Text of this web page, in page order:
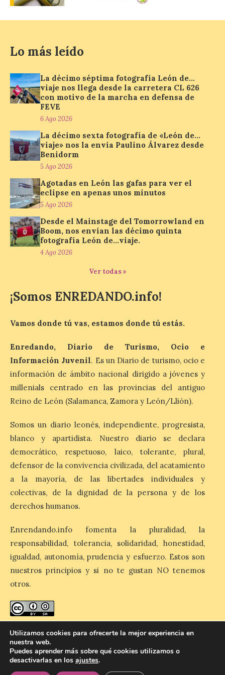
La programación
incorpora un amplio
de animación dirigidas a
todos los públicos. La
Bañeza inauguró en la tarde de este
martes 4 de agosto una nueva edición de
su tradicional Mercado Medieval, que
hasta el próximo 6 […]
Un viaje a la Antigüedad:
el Museo del Prado
propone un recorrido por
obras de su Colección de
inspiración clásica
Al hilo del estreno de La
Odisea de Christopher
reúne una selección de
viajes, que se suceden al ritmo de un
Patrimonio Nacional
cancela la temporada de
fuentes de La Granja ante
la escasez de agua
6 Ago 2026
Esta medida afecta a los
espectáculos nocturnos
de la Fuente Baños de
Diana previstos para los
días 8, 15 y 22 de agosto,
así como al encendido extraordinario del
día 25. La reserva de agua en el estanque
«El Mar», […]
El Descenso Internacional
del Sella arranca con el
homenaje a los campeones
y el izado de las banderas
autonómicas
Descenso Internacional
del Sella reunirá este año a
1.291 palistas distribuidos
con representación de 22 países,
consolidando una vez más a la prueba
asturiana como una de las grandes
Lo más leído
La décimo séptima fotografía León de…
viaje nos llega desde la carretera CL 626
con motivo de la marcha en defensa de
FEVE
6 Ago 2026
La décimo sexta fotografía de «León de…
viaje» nos la envía Paulino Álvarez desde
Benidorm
5 Ago 2026
Agotadas en León las gafas para ver el
eclipse en apenas unos minutos
5 Ago 2026
Desde el Mainstage del Tomorrowland en
Boom, nos envían las décimo quinta
fotografía León de…viaje.
4 Ago 2026
Ver todas »
¡Somos ENREDANDO.info!
Vamos donde tú vas, estamos donde tú estás.
Enredando, Diario de Turismo, Ocio e
Información Juvenil. Es un Diario de turismo, ocio e
información de ámbito nacional dirigido a jóvenes y
millenials centrado en las provincias del antiguo
Reino de León (Salamanca, Zamora y León/Llión).
Somos un diario leonés, independiente, progresista,
blanco y apartidista. Nuestro diario se declara
democrático, respetuoso, laico, tolerante, plural,
defensor de la convivencia civilizada, del acatamiento
a la mayoría, de las libertades individuales y
colectivas, de la dignidad de la persona y de los
derechos humanos.
Enrendando.info fomenta la pluralidad, la
responsabilidad, tolerancia, solidaridad, honestidad,
igualdad, autonomía, prudencia y esfuerzo. Estos son
nuestros principios y si no te gustan NO tenemos
otros.
Reconocimiento-CompartirIgual 4.0 Internacional
Utilizamos cookies para ofrecerte la mejor experiencia en
nuestra web.
Puedes aprender más sobre qué cookies utilizamos o
desactivarlas en los ajustes.